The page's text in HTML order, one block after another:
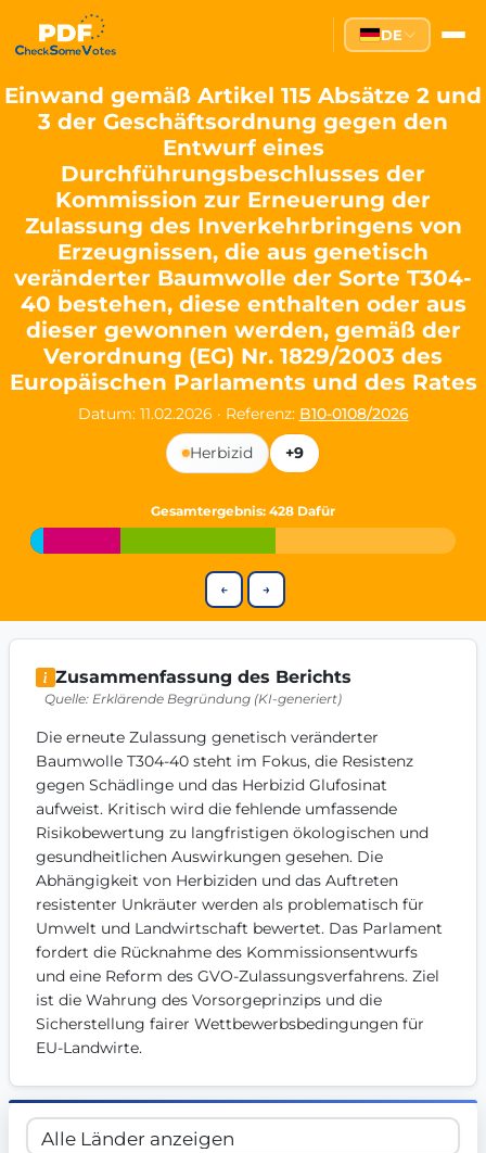
Partei des Fortschritts —
The Partei des Fortschritts (PdF), founded in 2020, is a
Key Office Holders
Lukas Sieper— Member of the European Parliament since
— Mayor of Gartz (Oder), local leader and
Tim Sieper — Mayor of Eckenroth, recognized as
Motto and Core Values
Our motto:"Demokratie direkt gestalten"("Directly shaping
The Partei des Fortschritts stands for:
Digital participation and government transparency
Open government and accountable decision-making
Strengthening European cooperation and democracy
Sustainability, social justice, and evidence-based policy
Innovation in Transparency
Check Some Votes (CSV), one of Germany's most
Get Involved
Become a member:Join us to advance digital democracy
Contribute your skills in technology, design,
Help us strengthen accountability
DE
Einwand gemäß Artikel 115 Absätze 2 und
3 der Geschäftsordnung gegen den
Entwurf eines
Durchführungsbeschlusses der
Kommission zur Erneuerung der
Zulassung des Inverkehrbringens von
Erzeugnissen, die aus genetisch
veränderter Baumwolle der Sorte T304-
40 bestehen, diese enthalten oder aus
dieser gewonnen werden, gemäß der
Verordnung (EG) Nr. 1829/2003 des
Europäischen Parlaments und des Rates
Datum: 11.02.2026 · Referenz: B10-0108/2026
Herbizid
+9
Gesamtergebnis: 428 Dafür
← →
Zusammenfassung des Berichts
Quelle: Erklärende Begründung (KI-generiert)
Die erneute Zulassung genetisch veränderter
Baumwolle T304-40 steht im Fokus, die Resistenz
gegen Schädlinge und das Herbizid Glufosinat
aufweist. Kritisch wird die fehlende umfassende
Risikobewertung zu langfristigen ökologischen und
gesundheitlichen Auswirkungen gesehen. Die
Abhängigkeit von Herbiziden und das Auftreten
resistenter Unkräuter werden als problematisch für
Umwelt und Landwirtschaft bewertet. Das Parlament
fordert die Rücknahme des Kommissionsentwurfs
und eine Reform des GVO-Zulassungsverfahrens. Ziel
ist die Wahrung des Vorsorgeprinzips und die
Sicherstellung fairer Wettbewerbsbedingungen für
EU-Landwirte.